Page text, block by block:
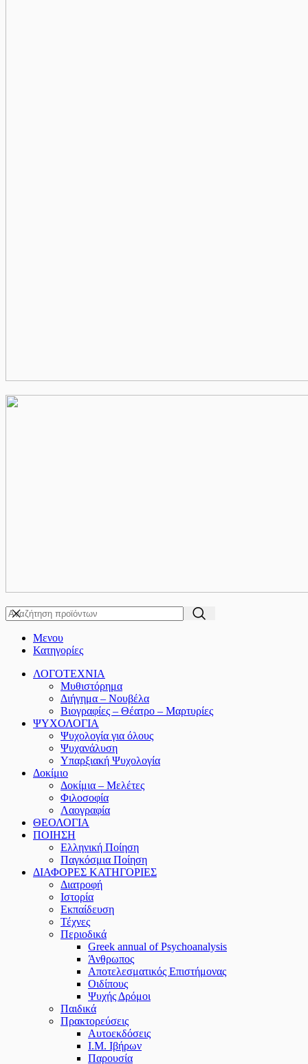
Μενου
Κατηγορίες
ΛΟΓΟΤΕΧΝΙΑ
Μυθιστόρημα
Διήγημα – Νουβέλα
Βιογραφίες – Θέατρο – Μαρτυρίες
ΨΥΧΟΛΟΓΙΑ
Ψυχολογία για όλους
Ψυχανάλυση
Υπαρξιακή Ψυχολογία
Δοκίμιο
Δοκίμια – Μελέτες
Φιλοσοφία
Λαογραφία
ΘΕΟΛΟΓΙΑ
ΠΟΙΗΣΗ
Ελληνική Ποίηση
Παγκόσμια Ποίηση
ΔΙΑΦΟΡΕΣ ΚΑΤΗΓΟΡΙΕΣ
Διατροφή
Ιστορία
Εκπαίδευση
Τέχνες
Περιοδικά
Greek annual of Psychoanalysis
Άνθρωπος
Αποτελεσματικός Επιστήμονας
Οιδίπους
Ψυχής Δρόμοι
Παιδικά
Πρακτoρεύσεις
Αυτοεκδόσεις
Ι.Μ. Ιβήρων
Παρουσία